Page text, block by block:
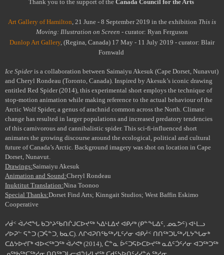
Thank you to the support of the Canada Council for the Arts
Art Gallery of Hamilton , 21 June - 8 September 2019 in the exhibition This is
Moving: Illustration on Screen - curator: Ryan Ferguson
Dunlop Art Gallery, (Regina, Canada) 17 May - 11 July 2019 - curator: Blair
Fornwald
Ice Spider is a collaboration between Saimaiyu Akesuk (Cape Dorset, Nunavut)
and Cheryl Rondeau (Toronto, Canada). Inspired by Akesuk’s iconic drawing
entitled Red Spider (2014), this experimental short employs the technique of
stop-motion animation while making reference to the actual behaviour of the
Arctic Wolf Spider, a genus of arachnid common across the North. Climate
change has resulted in larger populations and increased predatory tendencies
of this carnivorous and cannibalistic spider. This sci-fi-influenced short
animates the growing discourse around the ecological, political and cultural
future of Canada’s Arctic. Background imagery was shot on location in Cape
Dorset, Nunavut.
Drawings:Saimaiyu Akesuk
Animation and Sound:Cheryl Rondeau
Inuktitut Translation:Nina Toonoo
Special Thanks:Dorset Find Arts; Kinngait Studios; West Baffin Eskimo
Cooperative
ᓯᑰᑉ ᐋᓯᕙᖓ ᑲᑐᔾᔨᖃᑎᒌᒍᑕᐅᔪᖅ ᓴᐃᒻᒪᐃᔪ ᐊᑭᓱᒃ (ᑭᓐᖓᐃᑦ, ᓄᓇᕗᑦ) ᐊᒻᒪᓗ
ᓯᐅᕈᓪ ᕋᓐᑐ (ᑐᕌᓐᑐ, ᑲᓇᑕ). ᐱᒋᐊᕈᑎᖃᖅᓯᒪᑦᓱᓂ ᐊᑭᓲᑉ ᑎᑎᖅᑐᒐᖅᓯᒪᔭᖓᓂᒃ
ᑕᐃᔭᐅᔪᒥᒃ ᐊᐅᐸᖅᑐᖅ ᐋᓯᕙᒃ (2014), ᑖᓐᓇ ᐆᑦᑐᕋᐅᑕᐅᔪᖅ ᓇᐃᑦᑑᑦᓱᓂ ᐊᑐᖅᑐᖅ